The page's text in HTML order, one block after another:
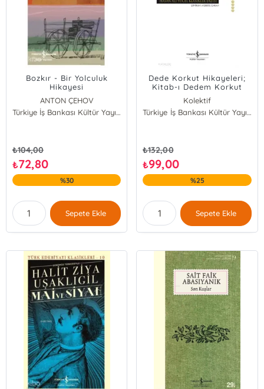
Bozkır - Bir Yolculuk
Hikayesi
ANTON ÇEHOV
Türkiye İş Bankası Kültür Yayınları
₺104,00
₺72,80
%30
Sepete Ekle
Dede Korkut Hikayeleri;
Kitab-ı Dedem Korkut
Kolektif
Türkiye İş Bankası Kültür Yayınları
₺132,00
₺99,00
%25
Sepete Ekle